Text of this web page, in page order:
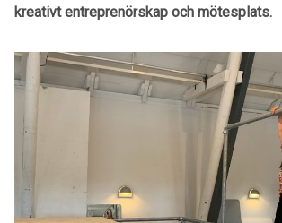
kreativt entreprenörskap och mötesplats.